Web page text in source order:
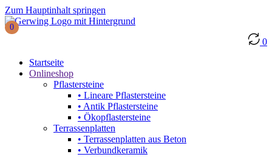
Zum Hauptinhalt springen
0
0
Startseite
Onlineshop
Pflastersteine
• Lineare Pflastersteine
• Antik Pflastersteine
• Ökopflastersteine
Terrassenplatten
• Terrassenplatten aus Beton
• Verbundkeramik